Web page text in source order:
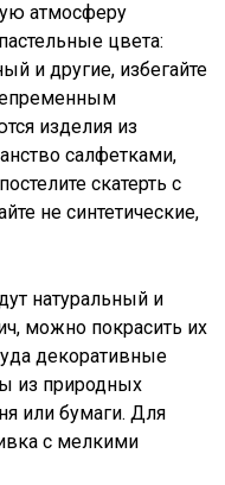
атмосферу
цвета:
и другие, избегайте
изделия из
салфетками,
скатерть с
не синтетические,
натуральный и
можно покрасить их
декоративные
из природных
или бумаги. Для
с мелкими